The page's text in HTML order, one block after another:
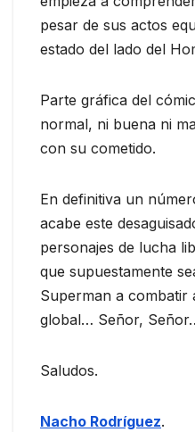
pesar de sus actos
estado del lado del
Parte gráfica del
normal, ni buena ni
con su cometido.
En definitiva un
acabe este
personajes de lucha
que supuestamente
Superman a combatir
global… Señor,
Saludos.
Nacho Rodríguez.